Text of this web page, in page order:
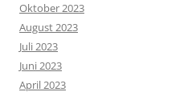
Oktober 2023
August 2023
Juli 2023
Juni 2023
April 2023